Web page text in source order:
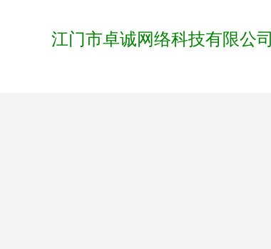
江门市卓诚网络科技有限公司